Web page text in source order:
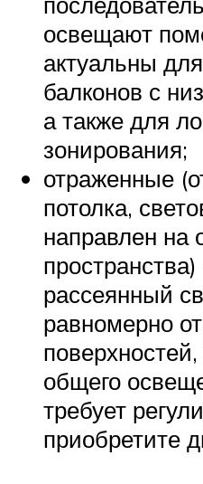
освещают
актуальны
балконов с
а также для
зонирования;
отраженные
потолка,
направлен на
рассеянный
равномерно
общего
требует
приобретите